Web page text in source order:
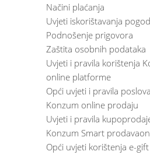
Načini plaćanja
Uvjeti iskorištavanja
Podnošenje prigovora
Zaštita osobnih podataka
Uvjeti i pravila korištenja
online platforme
Opći uvjeti i pravila
Konzum online prodaju
Uvjeti i pravila
Konzum Smart
Opći uvjeti korištenja e-gift